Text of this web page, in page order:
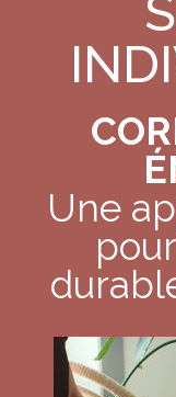
Une